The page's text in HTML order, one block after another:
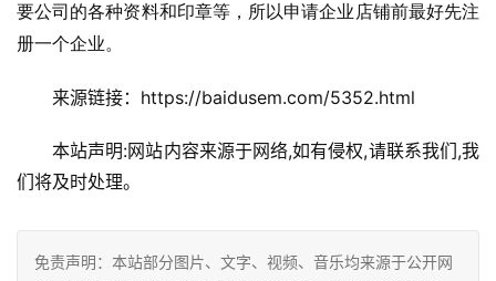
要公司的各种资料和印章等，所以申请企业店铺前最好先注
册一个企业。
来源链接：https://baidusem.com/5352.html
本站声明:网站内容来源于网络,如有侵权,请联系我们,我
们将及时处理。
免责声明：本站部分图片、文字、视频、音乐均来源于公开网